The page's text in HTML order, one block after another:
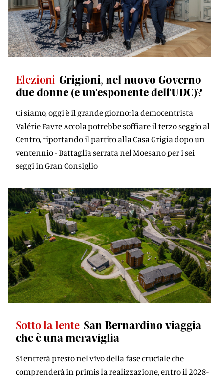
Elezioni Grigioni, nel nuovo Governo
due donne (e un'esponente dell'UDC)?
Ci siamo, oggi è il grande giorno: la democentrista
Valérie Favre Accola potrebbe soffiare il terzo seggio al
Centro, riportando il partito alla Casa Grigia dopo un
ventennio - Battaglia serrata nel Moesano per i sei
seggi in Gran Consiglio
Sotto la lente San Bernardino viaggia
che è una meraviglia
Si entrerà presto nel vivo della fase cruciale che
comprenderà in primis la realizzazione, entro il 2028-